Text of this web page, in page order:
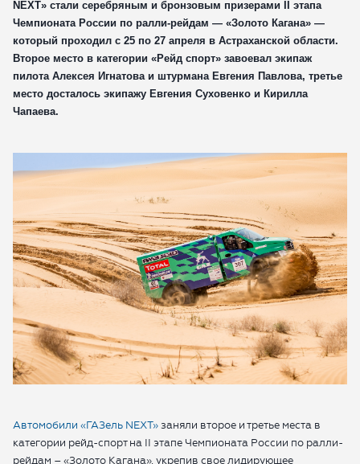
NEXT» стали серебряным и бронзовым призерами II этапа
Чемпионата России по ралли-рейдам — «Золото Кагана» —
который проходил с 25 по 27 апреля в Астраханской области.
Второе место в категории «Рейд спорт» завоевал экипаж
пилота Алексея Игнатова и штурмана Евгения Павлова, третье
место досталось экипажу Евгения Суховенко и Кирилла
Чапаева.
Автомобили «ГАЗель NEXT» заняли второе и третье места в
категории рейд-спорт на II этапе Чемпионата России по ралли-
рейдам – «Золото Кагана», укрепив свое лидирующее
ОТПРАВИТЬ
Какой автомобиль рассматриваете
Согласие на обработку данных
Настоящим я подтверждаю свое ознакомление и
согласие сПравилами пользования сайтом, а также
согласие на сбор, обработку, хранение и
предоставление моих персональных данных, и
получение рекламы.